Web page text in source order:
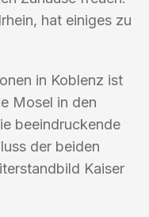
hat einiges zu
in Koblenz ist
Mosel in den
beeindruckende
der beiden
Kaiser